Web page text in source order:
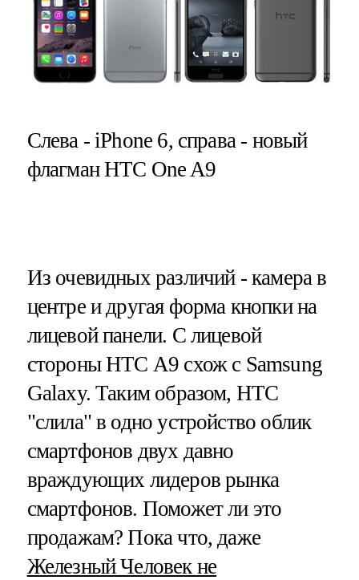
Слева - iPhone 6, справа - новый
флагман HTC One A9
Из очевидных различий - камера в
центре и другая форма кнопки на
лицевой панели. С лицевой
стороны HTC А9 схож с Samsung
Galaxy. Таким образом, HTC
"слила" в одно устройство облик
смартфонов двух давно
враждующих лидеров рынка
смартфонов. Поможет ли это
продажам? Пока что, даже
Железный Человек не